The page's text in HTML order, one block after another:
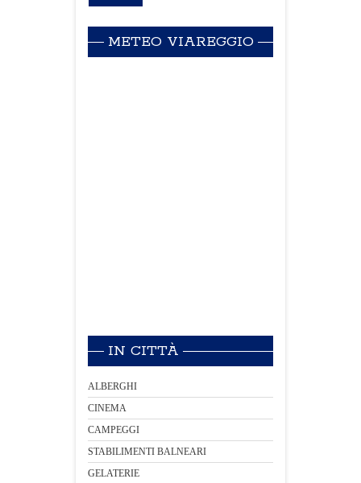
METEO VIAREGGIO
IN CITTÀ
ALBERGHI
CINEMA
CAMPEGGI
STABILIMENTI BALNEARI
GELATERIE